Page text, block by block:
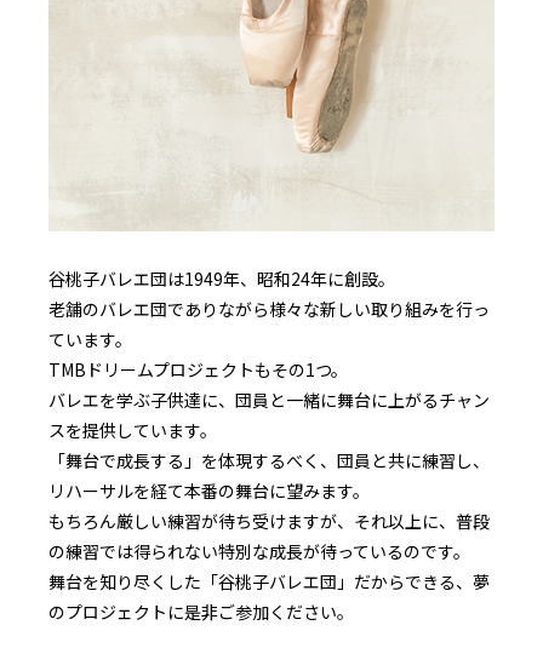
谷桃子バレエ団は1949年、昭和24年に創設。
老舗のバレエ団でありながら様々な新しい取り組みを行っ
ています。
TMBドリームプロジェクトもその1つ。
バレエを学ぶ子供達に、団員と一緒に舞台に上がるチャン
スを提供しています。
「舞台で成長する」を体現するべく、団員と共に練習し、
リハーサルを経て本番の舞台に望みます。
もちろん厳しい練習が待ち受けますが、それ以上に、普段
の練習では得られない特別な成長が待っているのです。
舞台を知り尽くした「谷桃子バレエ団」だからできる、夢
のプロジェクトに是非ご参加ください。